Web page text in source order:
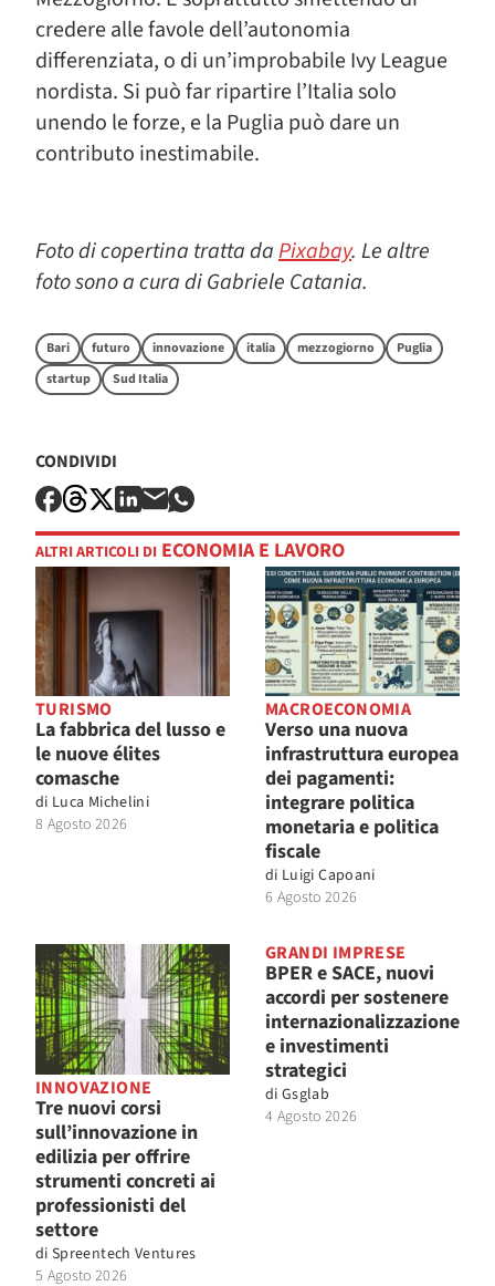
credere alle favole dell’autonomia
differenziata, o di un’improbabile Ivy League
nordista. Si può far ripartire l’Italia solo
unendo le forze, e la Puglia può dare un
contributo inestimabile.
Foto di copertina tratta daPixabay. Le altre
foto sono a cura di Gabriele Catania.
Bari futuro innovazione italia mezzogiorno
Puglia
startup
Sud Italia
CONDIVIDI
ALTRI ARTICOLI DI ECONOMIA E LAVORO
TURISMO
La fabbrica del lusso e
le nuove élites
comasche
di Luca Michelini
8 Agosto 2026
MACROECONOMIA
Verso una nuova
infrastruttura europea
dei pagamenti:
integrare politica
monetaria e politica
fiscale
di Luigi Capoani
6 Agosto 2026
INNOVAZIONE
Tre nuovi corsi
sull’innovazione in
edilizia per offrire
strumenti concreti ai
professionisti del
settore
di Spreentech Ventures
5 Agosto 2026
GRANDI IMPRESE
BPER e SACE, nuovi
accordi per sostenere
internazionalizzazione
e investimenti
strategici
di Gsglab
4 Agosto 2026